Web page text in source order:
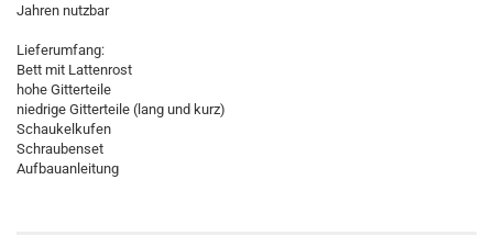
Jahren nutzbar
Lieferumfang:
Bett mit Lattenrost
hohe Gitterteile
niedrige Gitterteile (lang und kurz)
Schaukelkufen
Schraubenset
Aufbauanleitung